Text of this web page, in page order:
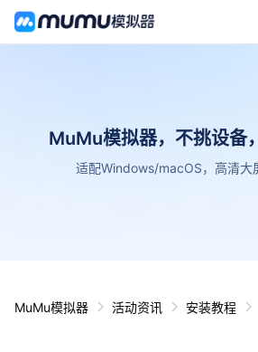
MuMu模拟器，不挑设备
适配Windows/macOS，高清大
MuMu模拟器 活动资讯 安装教程